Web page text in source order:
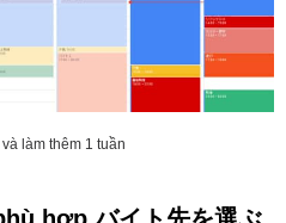
làm thêm 1 tuần